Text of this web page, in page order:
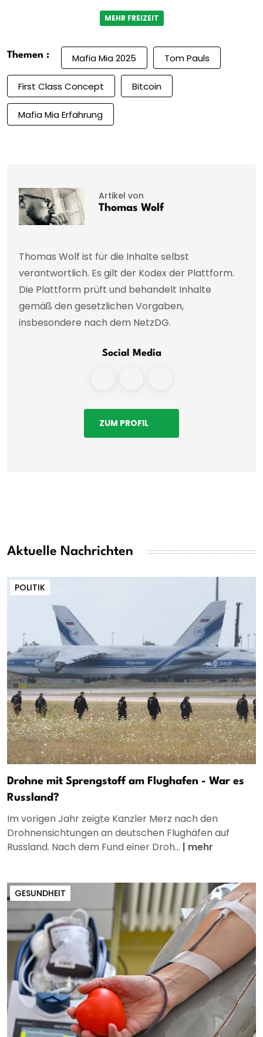
MEHR FREIZEIT
Themen : Mafia Mia 2025 Tom Pauls
First Class Concept Bitcoin
Mafia Mia Erfahrung
Artikel von
Thomas Wolf
Thomas Wolf ist für die Inhalte selbst
verantwortlich. Es gilt der Kodex der Plattform.
Die Plattform prüft und behandelt Inhalte
gemäß den gesetzlichen Vorgaben,
insbesondere nach dem NetzDG.
Social Media
ZUM PROFIL
Aktuelle Nachrichten
POLITIK
Drohne mit Sprengstoff am Flughafen - War es
Russland?
Im vorigen Jahr zeigte Kanzler Merz nach den
Drohnensichtungen an deutschen Flughäfen auf
Russland. Nach dem Fund einer Droh... | mehr
GESUNDHEIT